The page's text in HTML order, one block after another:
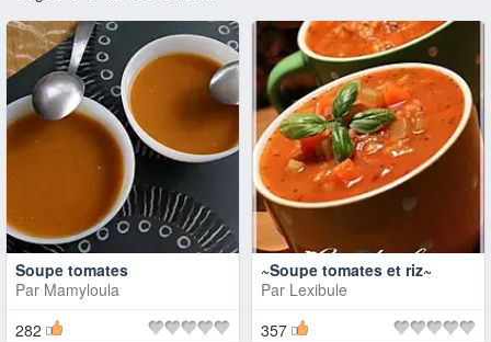
Soupe tomates
Par Mamyloula
282
~Soupe tomates et riz~
Par Lexibule
357